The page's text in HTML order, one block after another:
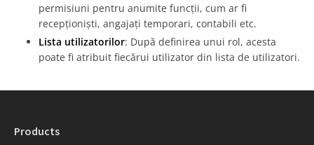
permisiuni pentru anumite funcții, cum ar fi
recepționiști, angajați temporari, contabili etc.
Lista utilizatorilor: După definirea unui rol, acesta
poate fi atribuit fiecărui utilizator din lista de utilizatori.
Products